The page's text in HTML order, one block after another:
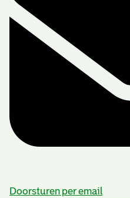
Doorsturen per email